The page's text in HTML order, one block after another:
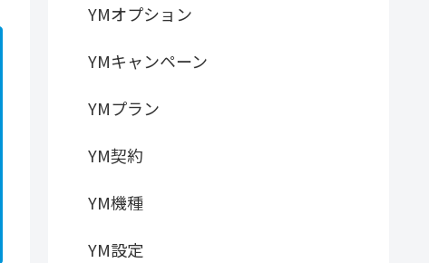
YMオプション
YMキャンペーン
YMプラン
YM契約
YM機種
YM設定